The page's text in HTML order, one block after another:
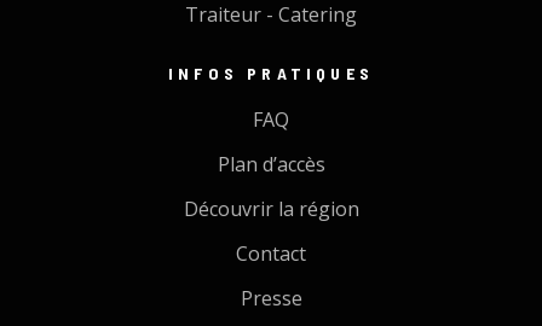
Traiteur - Catering
INFOS PRATIQUES
FAQ
Plan d’accès
Découvrir la région
Contact
Presse